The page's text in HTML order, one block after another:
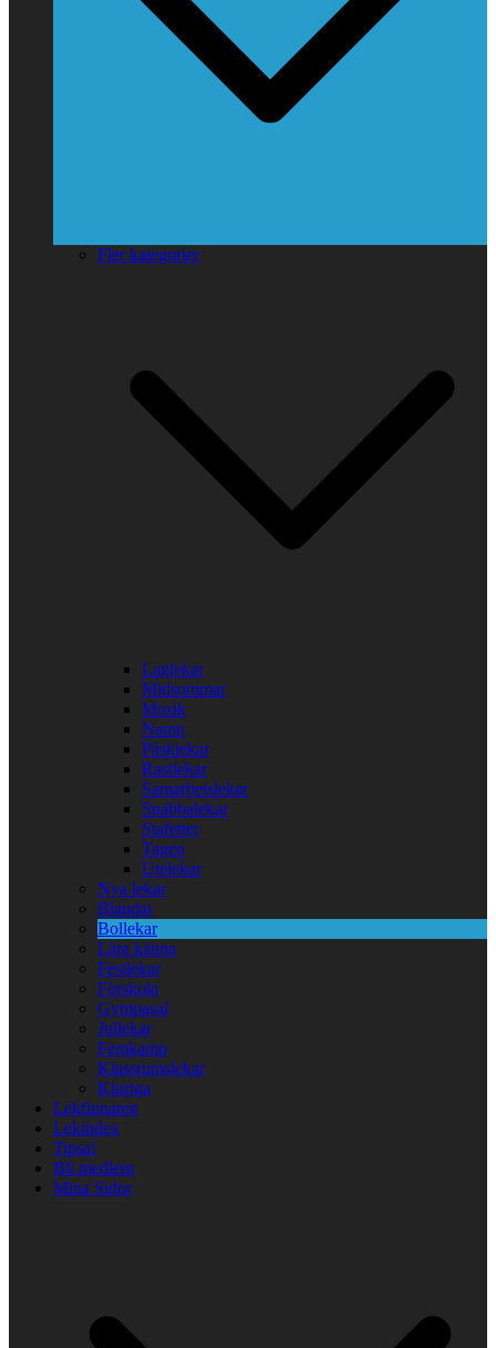
Fler kategorier
Laglekar
Midsommar
Musik
Namn
Påsklekar
Rastlekar
Samarbetslekar
Snabbalekar
Stafetter
Tagen
Utelekar
Nya lekar
Blandat
Bollekar
Lära känna
Festlekar
Förskola
Gympasal
Jullekar
Femkamp
Klassrumslekar
Kluriga
Lekfinnaren
Lekindex
Tipsa!
Bli medlem
Mina Sidor